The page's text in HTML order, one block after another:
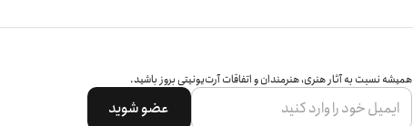
همیشه نسبت به آثار هنری، هنرمندان و اتفاقات آرت‌یونیتی بروز باشید.
عضو شوید